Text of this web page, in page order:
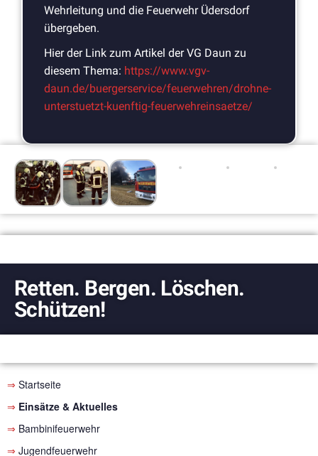
Wehrleitung und die Feuerwehr Üdersdorf
übergeben.
Hier der Link zum Artikel der VG Daun zu
diesem Thema: https://www.vgv-
daun.de/buergerservice/feuerwehren/drohne-
unterstuetzt-kuenftig-feuerwehreinsaetze/
Retten. Bergen. Löschen.
Schützen!
⇒ Startseite
⇒ Einsätze & Aktuelles
⇒ Bambinifeuerwehr
⇒ Jugendfeuerwehr